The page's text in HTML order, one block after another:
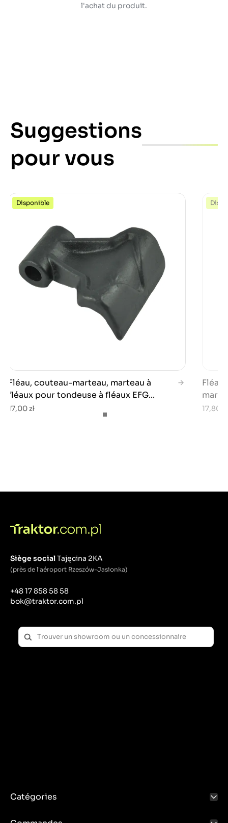
l'achat du produit.
Suggestions
pour vous
Disponible
Fléau, couteau-marteau, marteau à
fléaux pour tondeuse à fléaux EFG...
17,00 zł 17,80 zł
Siège socialTajęcina 2KA
(près de l'aéroport Rzeszów-Jasionka)
+48 17 858 58 58
bok@traktor.com.pl
Catégories